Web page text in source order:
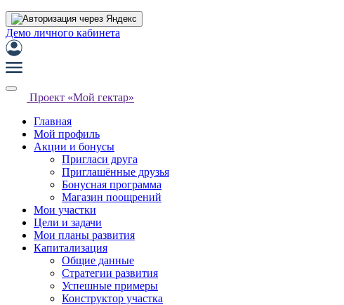
Демо личного кабинета
Проект «Мой гектар»
Главная
Мой профиль
Акции и бонусы
Пригласи друга
Приглашённые друзья
Бонусная программа
Магазин поощрений
Мои участки
Цели и задачи
Мои планы развития
Капитализация
Общие данные
Стратегии развития
Успешные примеры
Конструктор участка